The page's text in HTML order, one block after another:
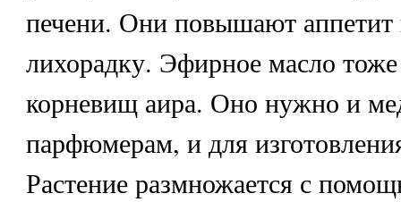
печени. Они повышают аппетит
лихорадку. Эфирное масло
корневищ аира. Оно нужно и
парфюмерам, и для
Растение размножается с